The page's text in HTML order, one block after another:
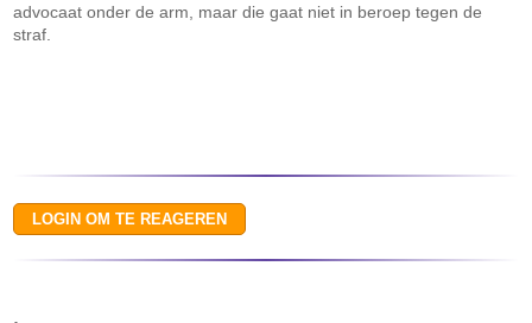
advocaat onder de arm, maar die gaat niet in beroep tegen de
straf.